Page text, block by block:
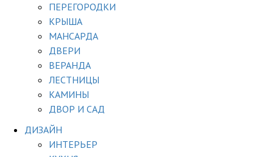
ПЕРЕГОРОДКИ
КРЫША
МАНСАРДА
ДВЕРИ
ВЕРАНДА
ЛЕСТНИЦЫ
КАМИНЫ
ДВОР И САД
ДИЗАЙН
ИНТЕРЬЕР